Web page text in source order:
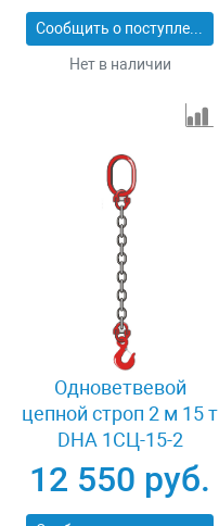
Сообщить о поступлении
Нет в наличии
Одноветвевой
цепной строп 2 м 15 т
DHA 1СЦ-15-2
12 550 руб.